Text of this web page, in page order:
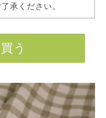
承ください。
う